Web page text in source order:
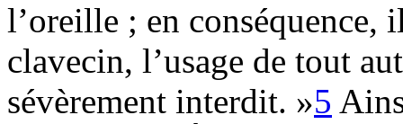
l’oreille ; en conséquence,
clavecin, l’usage de tout
sévèrement interdit. »5